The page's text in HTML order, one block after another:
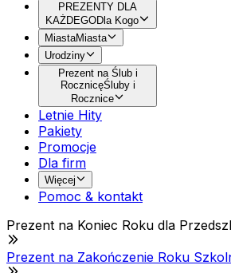
PREZENTY DLA
KAŻDEGODla Kogo
MiastaMiasta
Urodziny
Prezent na Ślub i
RocznicęŚluby i
Rocznice
Letnie Hity
Pakiety
Promocje
Dla firm
Więcej
Pomoc & kontakt
Prezent na Koniec Roku dla
Prezent na Zakończenie Roku